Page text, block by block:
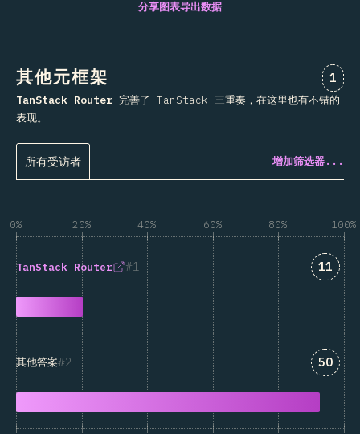
分享图表导出数据
其他元框架 对“
1
TanStack Router 完善了 TanStack 三重奏，在这里也有不错的
表现。
所有受访者 增加筛选器...
0% 20% 40% 60% 80% 100%
1
TanStack Router 匹配
11
2
其他答案 匹配“
50